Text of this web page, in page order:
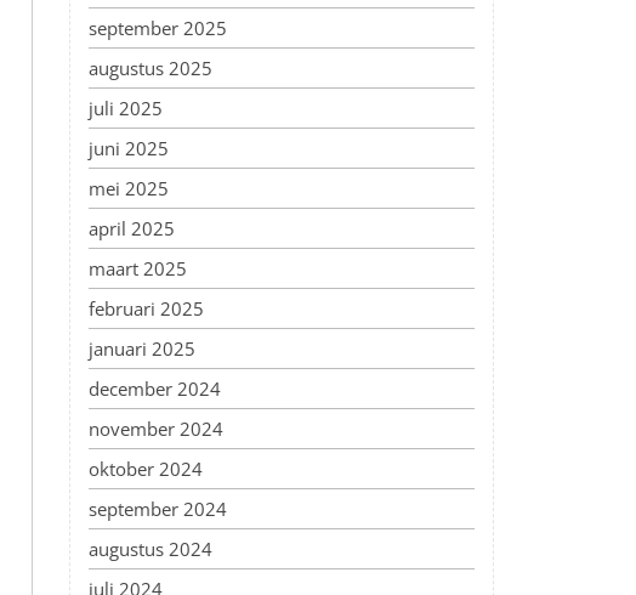
september 2025
augustus 2025
juli 2025
juni 2025
mei 2025
april 2025
maart 2025
februari 2025
januari 2025
december 2024
november 2024
oktober 2024
september 2024
augustus 2024
juli 2024